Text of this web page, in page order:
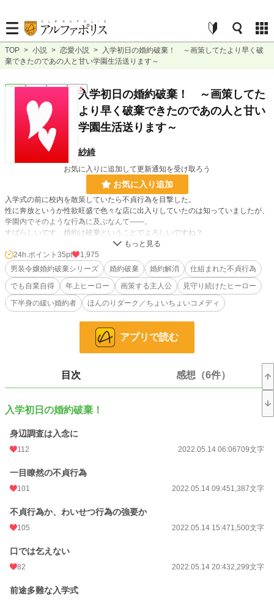
TOP > 小説 > 恋愛小説 >
入学初日の婚約破棄！ ～画策してたより早く破
棄できたのであの人と甘い学園生活送ります～
恋愛 完結 短編 R15入学初日の婚約破棄！ ～画策してた
より早く破棄できたのであの人と甘い
学園生活送ります～
紗綺
お気に入りに追加して更新通知を受け取ろう
お気に入り追加
入学式の前に校内を散策していたら不貞行為を目撃した。
性に奔放というか性欲旺盛で色々な店に出入りしていたのは知っていましたが、
学園内でそのような行為に及ぶなんて――。
すばらしいです、婚約は破棄ということでよろしいですね？
婚約破棄を画策してはいましたが、こんなに早く済むなんて嬉しいです。
待っていてくれたあの人と学園生活楽しみます！
◆婚約破棄編 ５話
◆学園生活編 １６話
見てくださった皆様本当にありがとうございます！
20,295 位 / 228,848 件
お気に入り
24h.ポイント 35 pt
文字数
更新日時 2022.05.29 11:42
初回公開日時
初回完結日時 2022.05.19 15:15
月間ポイント 748 pt (28,383 位)
24h.ポイント 35pt
1,975
男装令嬢婚約破棄シリーズ
婚約破棄 婚約解消
仕組まれた不貞行為
でも自業自得
年上ヒーロー 画策する主人公
見守り続けたヒーロー
下半身の緩い婚約者
ほんのりダーク／ちょいちょいコメディ
アプリで読む
目次 感想（6件）
入学初日の婚約破棄！
身辺調査は入念に
112 2022.05.14 06:06709文字
一目瞭然の不貞行為
101 2022.05.14 09:451,387文字
不貞行為か、わいせつ行為の強要か
105 2022.05.14 15:471,500文字
口では乞えない
82 2022.05.14 20:432,299文字
前途多難な入学式